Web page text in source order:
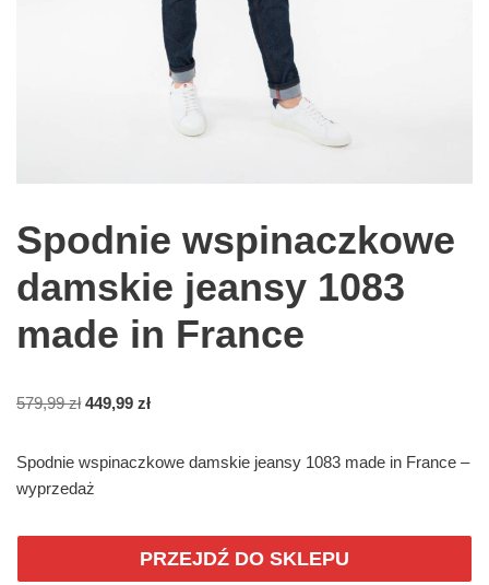
Spodnie wspinaczkowe
damskie jeansy 1083
made in France
579,99zł 449,99 zł
Spodnie wspinaczkowe damskie jeansy 1083 made in France –
wyprzedaż
PRZEJDŹ DO SKLEPU